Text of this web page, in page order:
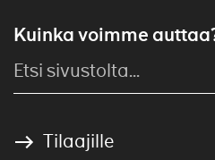
Kuinka voimme
Tilaajille